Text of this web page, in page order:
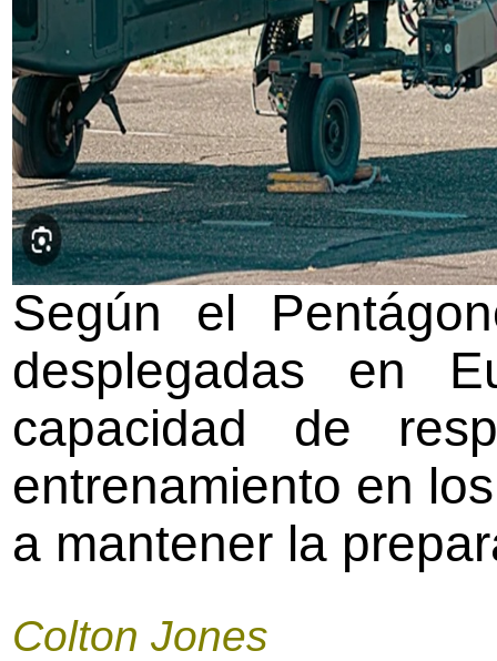
Según el
desplegadas en
capacidad de
entrenamiento en
a mantener la
Colton Jones